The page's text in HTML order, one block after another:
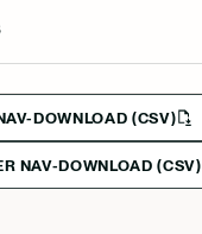
DOWNLOAD (CSV)
NAV-DOWNLOAD (CSV)